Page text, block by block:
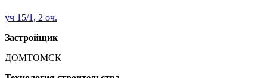
уч 15/1, 2 оч.
Застройщик
ДОМТОМСК